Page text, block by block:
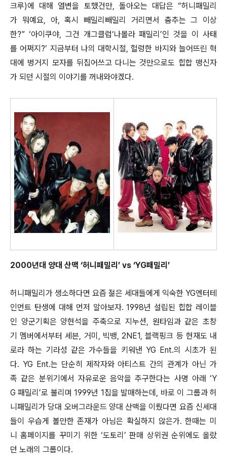
크루)에 대해 열변을 토했건만, 돌아오는 대답은 “허니패밀리
가 뭐예요, 아, 혹시 빼밀리빼밀리 거리면서 춤추는 그 이상
한?” ‘아이쿠야, 그건 개그클럽‘나몰라 패밀리’인 것을 이 사태
를 어쩌지?’ 지금부터 나의 대학시절, 헐렁한 바지와 늘어뜨린 혁
대에 벙거지 모자를 뒤집어쓰고 다니는 것만으로도 힙합 맹신자
가 되던 시절의 이야기를 꺼내와야겠다.
2000년대 양대 산맥 ‘허니패밀리’ vs ‘YG패밀리’
허니패밀리가 생소하다면 요즘 젊은 세대들에게 익숙한 YG엔터테
인먼트 탄생에 대해 먼저 알아보자. 1998년 설립된 힙합 레이블
인 양군기획은 양현석을 주축으로 지누션, 원타임과 같은 초창
기 멤버에서부터 세븐, 거미, 빅뱅, 2NE1, 블랙핑크 등 현재도 내
로라 하는 기라성 같은 가수들을 키워낸 YG Ent.의 시초가 된
다. YG Ent.는 단순히 제작자와 아티스트 간의 관계가 아닌 가
족 같은 분위기에서 자유로운 음악을 추구한다는 사명 아래 ‘Y
G 패밀리’로 불리며 1999년 1집을 발매하는데, 바로 이 그룹과 허
니패밀리가 당대 오버그라운드 양대 산맥을 이뤘다면 요즘 신세대
들이 우습게 볼만한 존재가 아님은 확실하지 않은가. 한때는 미
니 홈페이지를 꾸미기 위한 ‘도토리’ 판매 상위권 순위에도 올랐
던 노래의 그룹이다.